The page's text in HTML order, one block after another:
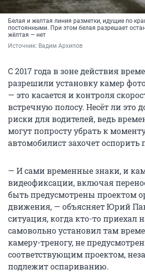
Белая и желтая линия разметки, идущие по
постоянными. При этом белая разрешает
жёлтая — нет
Источник: Вадим Архипов
С 2017 года в зоне действия
разрешили установку камер
— это касается и контроля
встречную полосу. Несёт ли это
риски для водителей, ведь
могут попросту убрать к
автомобилист захочет оспорить
— И сами временные знаки, и
видеофиксации, включая
быть предусмотрены проектом
движения, — объясняет Юрий
ситуация, когда кто-то приехал
самовольно установил там
камеру-треногу, не
соответствующим проектом,
подлежит оспариванию.